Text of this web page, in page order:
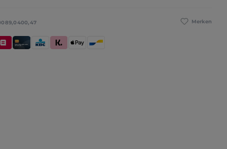
Merken
Kredietkaart / Bankkaart
KBC/CBC Payment Button
Klarna (Achteraf betalen / In delen betalen /
Apple PayBancontact